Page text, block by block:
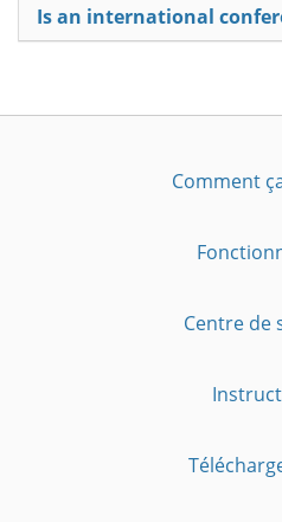
Is an international
Comment
Centre de